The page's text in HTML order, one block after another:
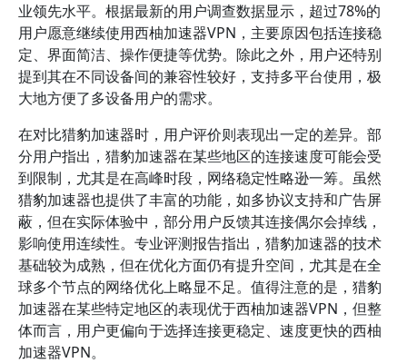
业领先水平。根据最新的用户调查数据显示，超过78%的
用户愿意继续使用西柚加速器VPN，主要原因包括连接稳
定、界面简洁、操作便捷等优势。除此之外，用户还特别
提到其在不同设备间的兼容性较好，支持多平台使用，极
大地方便了多设备用户的需求。
在对比猎豹加速器时，用户评价则表现出一定的差异。部
分用户指出，猎豹加速器在某些地区的连接速度可能会受
到限制，尤其是在高峰时段，网络稳定性略逊一筹。虽然
猎豹加速器也提供了丰富的功能，如多协议支持和广告屏
蔽，但在实际体验中，部分用户反馈其连接偶尔会掉线，
影响使用连续性。专业评测报告指出，猎豹加速器的技术
基础较为成熟，但在优化方面仍有提升空间，尤其是在全
球多个节点的网络优化上略显不足。值得注意的是，猎豹
加速器在某些特定地区的表现优于西柚加速器VPN，但整
体而言，用户更偏向于选择连接更稳定、速度更快的西柚
加速器VPN。